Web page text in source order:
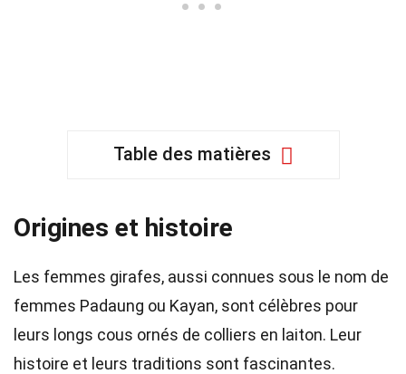
Table des matières
Origines et histoire
Les femmes girafes, aussi connues sous le nom de
femmes Padaung ou Kayan, sont célèbres pour
leurs longs cous ornés de colliers en laiton. Leur
histoire et leurs traditions sont fascinantes.